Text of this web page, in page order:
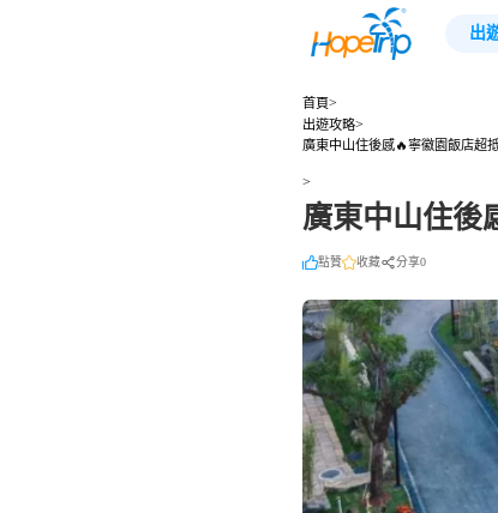
出
首頁>
出遊攻略>
廣東中山住後感🔥寧徽園飯店超
>
廣東中山住後
點贊 收藏 分享0